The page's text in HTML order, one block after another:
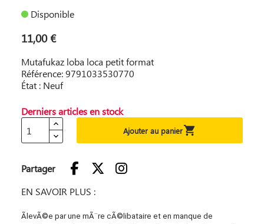
Disponible
11,00 €
Mutafukaz loba loca petit format
Référence: 9791033530770
État : Neuf
Derniers articles en stock
Ajouter au panier
Partager
EN SAVOIR PLUS :
ÃlevÃ©e par une mÃ¨re cÃ©libataire et en manque de